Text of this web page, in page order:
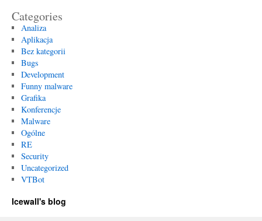
Categories
Analiza
Aplikacja
Bez kategorii
Bugs
Development
Funny malware
Grafika
Konferencje
Malware
Ogólne
RE
Security
Uncategorized
VTBot
Icewall's blog